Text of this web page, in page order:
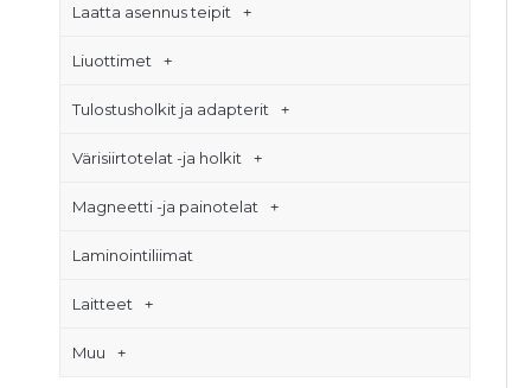
Laatta asennus teipit
Liuottimet
Tulostusholkit ja adapterit
Värisiirtotelat -ja holkit
Magneetti -ja painotelat
Laminointiliimat
Laitteet
Muu